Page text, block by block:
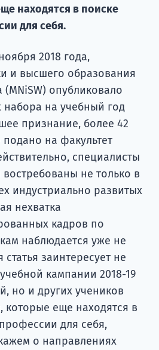
находятся в поиске
для себя.
2018 года,
и высшего образования
опубликовало
набора на учебный год
признание, более 42
на факультет
специалисты
не только в
индустриально развитых
нехватка
кадров по
наблюдается уже не
заинтересует не
кампании 2018-19
но и других учеников
которые еще находятся в
для себя,
о направлениях